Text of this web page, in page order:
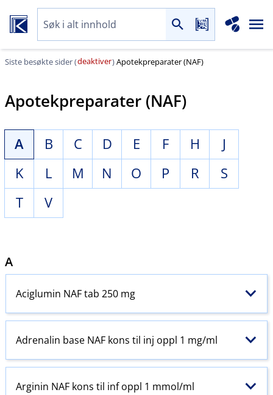
Siste besøkte sider (deaktiver)Apotekpreparater (NAF)
Apotekpreparater (NAF)
A B C D E F H
J
K
L M N O P R
S
T
V
A
Aciglumin NAF tab 250 mg
Adrenalin base NAF kons til inj oppl 1 mg/ml
Arginin NAF kons til inf oppl 1 mmol/ml